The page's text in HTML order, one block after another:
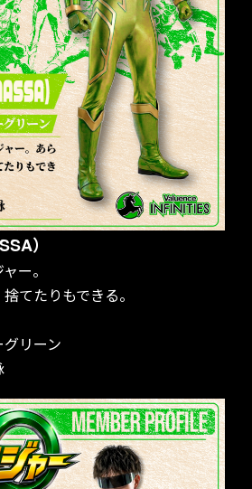
）
ー。
てたりもできる。
グリーン